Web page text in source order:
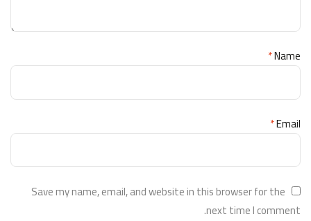
Name
*
Email
*
Save my name, email, and website in this browser for the
next time I comment.